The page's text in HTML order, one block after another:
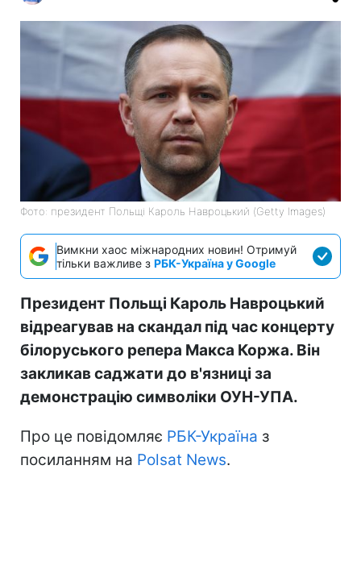
Фото: президент Польщі Кароль Навроцький (Getty Images)
Вимкни хаос міжнародних новин! Отримуй
тільки важливе з РБК-Україна у Google
Президент Польщі Кароль Навроцький
відреагував на скандал під час концерту
білоруського репера Макса Коржа. Він
закликав саджати до в'язниці за
демонстрацію символіки ОУН-УПА.
Про це повідомляє РБК-Україна з
посиланням на Polsat News.